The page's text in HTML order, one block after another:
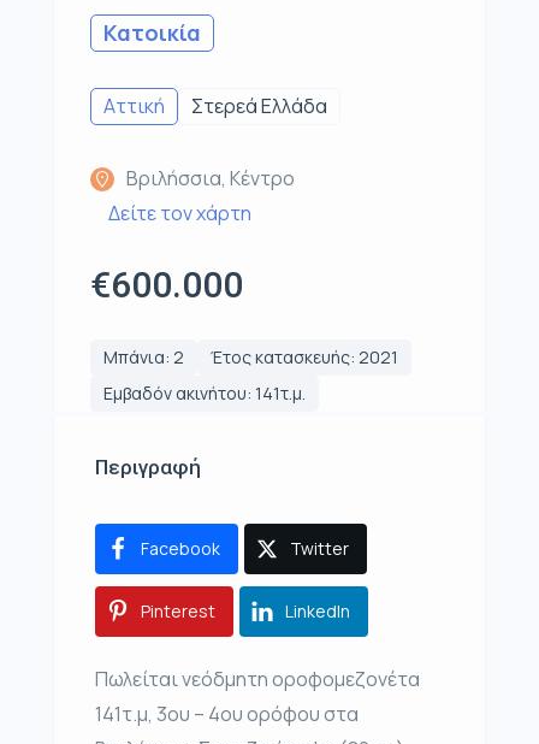
Κατοικία
Αττική Στερεά Ελλάδα
Βριλήσσια, Κέντρο
Δείτε τον χάρτη
€600.000
Μπάνια: 2
Έτος κατασκευής: 2021
Εμβαδόν ακινήτου: 141τ.μ.
Περιγραφή
Facebook Twitter
Pinterest LinkedIn
Πωλείται νεόδμητη οροφομεζονέτα
141τ.μ, 3ου – 4ου ορόφου στα